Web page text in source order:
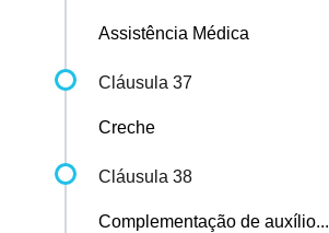
Assistência Médica
Cláusula 37
Creche
Cláusula 38
Complementação de auxílio...